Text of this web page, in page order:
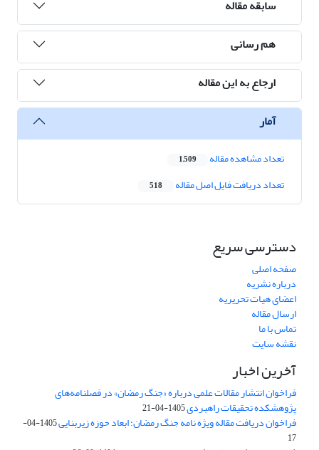
سابقه مقاله
هم رسانی
ارجاع به این مقاله
آمار
تعداد مشاهده مقاله 1,509
تعداد دریافت فایل اصل مقاله 518
دسترسی سریع
صفحه اصلی
درباره نشریه
اعضای هیات تحریریه
ارسال مقاله
تماس با ما
نقشه سایت
آخرین اخبار
فراخوان انتشار مقالات علمی درباره «جنگ رمضان» در فصلنامه‌های
پژوهشکده تحقیقات راهبردی1405-04-21
فراخوان دریافت مقاله ویژه نامه جنگ رمضان؛ ابعاد حوزه زیربنایی
1405-04-
17